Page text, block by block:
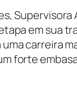
em sua
uma carreira
forte